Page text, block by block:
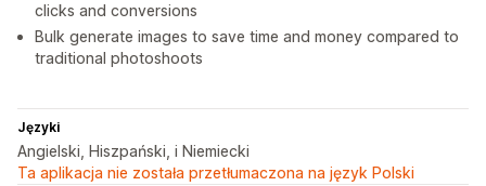
clicks and conversions
Bulk generate images to save time and money compared to
traditional photoshoots
Języki
Angielski, Hiszpański, i Niemiecki
Ta aplikacja nie została przetłumaczona na język Polski